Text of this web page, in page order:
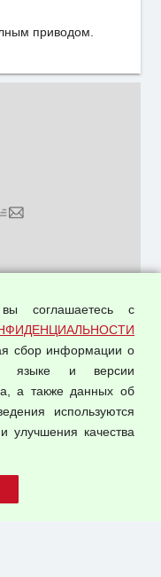
приводом.
данных
соглашаетесь с
сбор информации о
языке и версии
а также данных об
используются
улучшения качества